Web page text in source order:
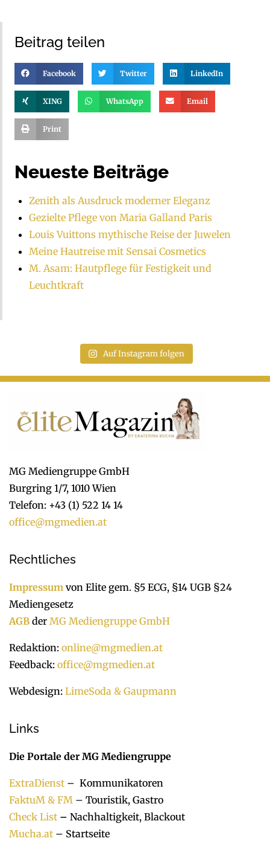
Beitrag teilen
Facebook Twitter LinkedIn
XING WhatsApp Email
Print
Neueste Beiträge
Zenith als Ausdruck moderner Eleganz
Gezielte Pflege von Maria Galland Paris
Louis Vuittons mythische Reise der Juwelen
Meine Hautreise mit Sensai Cosmetics
M. Asam: Hautpflege für Festigkeit und
Leuchtkraft
Auf Instagram folgen
MG Mediengruppe GmbH
Burgring 1/7, 1010 Wien
Telefon: +43 (1) 522 14 14
office@mgmedien.at
Rechtliches
Impressum von Elite gem. §5 ECG, §14 UGB §24
Mediengesetz
AGB der MG Mediengruppe GmbH
Redaktion: online@mgmedien.at
Feedback: office@mgmedien.at
Webdesign: LimeSoda & Gaupmann
Links
Die Portale der MG Mediengruppe
ExtraDienst – Kommunikatoren
FaktuM & FM – Touristik, Gastro
Check List – Nachhaltigkeit, Blackout
Mucha.at – Startseite